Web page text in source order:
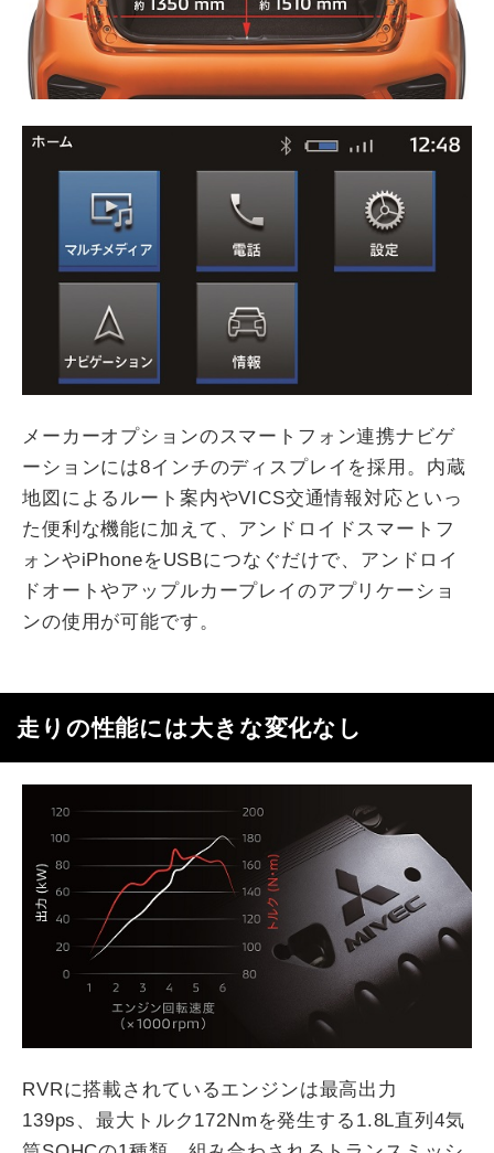
メーカーオプションのスマートフォン連携ナビゲ
ーションには8インチのディスプレイを採用。内蔵
地図によるルート案内やVICS交通情報対応といっ
た便利な機能に加えて、アンドロイドスマートフ
ォンやiPhoneをUSBにつなぐだけで、アンドロイ
ドオートやアップルカープレイのアプリケーショ
ンの使用が可能です。
走りの性能には大きな変化なし
RVRに搭載されているエンジンは最高出力
139ps、最大トルク172Nmを発生する1.8L直列4気